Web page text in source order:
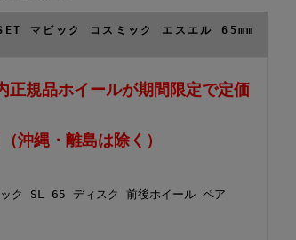
マビック コスミック エスエル 65mm
正規品ホイールが期間限定で定価
沖縄・離島は除く）
ク SL 65 ディスク 前後ホイール ペア